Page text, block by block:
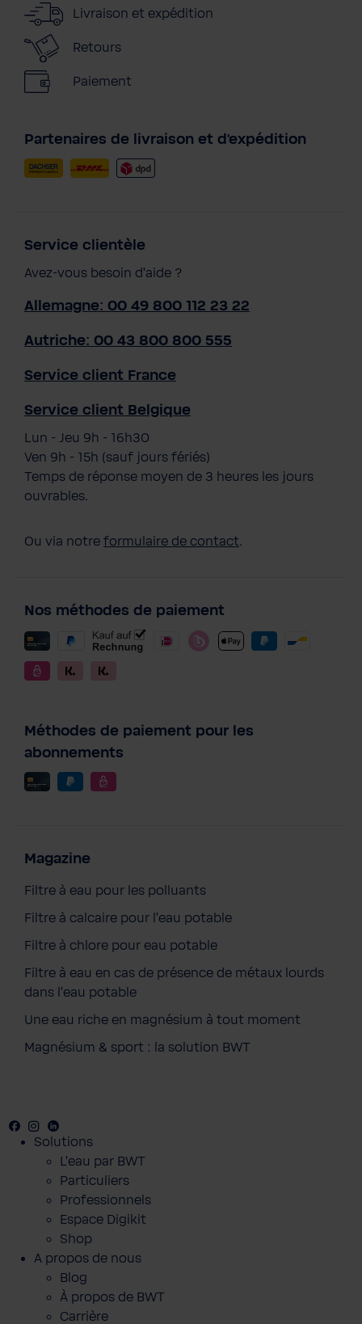
Livraison et expédition
Retours
Paiement
Partenaires de livraison et d'expédition
Service clientèle
Avez-vous besoin d'aide ?
Allemagne: 00 49 800 112 23 22
Autriche: 00 43 800 800 555
Service client France
Service client Belgique
Lun - Jeu 9h - 16h30
Ven 9h - 15h (sauf jours fériés)
Temps de réponse moyen de 3 heures les jours
ouvrables.
Ou via notre formulaire de contact.
Nos méthodes de paiement
Méthodes de paiement pour les
abonnements
Magazine
Filtre à eau pour les polluants
Filtre à calcaire pour l'eau potable
Filtre à chlore pour eau potable
Filtre à eau en cas de présence de métaux lourds
dans l'eau potable
Une eau riche en magnésium à tout moment
Magnésium & sport : la solution BWT
Facebook
YoutubeInstagram
Solutions
L'eau par BWT
Particuliers
Professionnels
Espace Digikit
Shop
A propos de nous
Blog
À propos de BWT
Carrière